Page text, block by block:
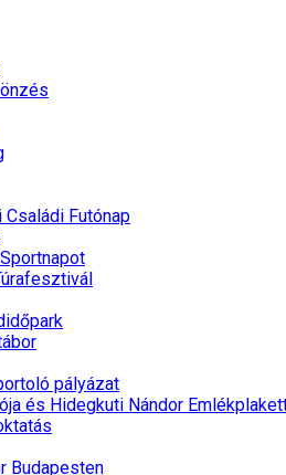
Futónap
pályázat
és Hidegkuti Nándor
Budapesten